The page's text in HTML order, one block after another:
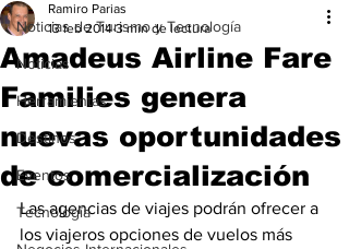
Noticias de Turismo y Tecnología
Noticias
Herramientas
Destinos
Eventos
Tecnología
Amadeus Airline Fare
Families genera
nuevas oportunidades
de comercialización
Ramiro Parias
13 feb 2014 3 min de lectura
Las agencias de viajes podrán ofrecer a
los viajeros opciones de vuelos más